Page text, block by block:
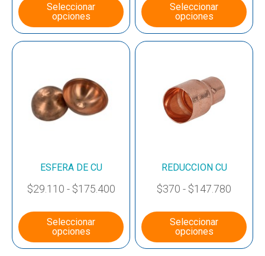
Seleccionar
opciones
Seleccionar
opciones
ESFERA DE CU
$29.110 - $175.400
Seleccionar
opciones
REDUCCION CU
$370 - $147.780
Seleccionar
opciones